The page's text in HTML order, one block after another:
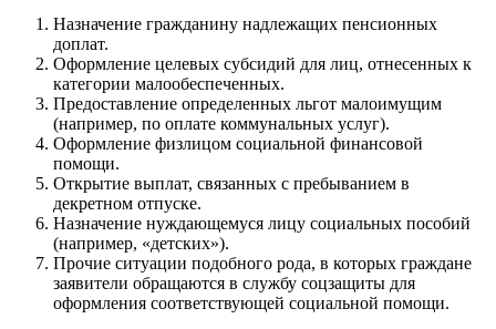
Назначение гражданину надлежащих пенсионных
доплат.
Оформление целевых субсидий для лиц, отнесенных к
категории малообеспеченных.
Предоставление определенных льгот малоимущим
(например, по оплате коммунальных услуг).
Оформление физлицом социальной финансовой
помощи.
Открытие выплат, связанных с пребыванием в
декретном отпуске.
Назначение нуждающемуся лицу социальных пособий
(например, «детских»).
Прочие ситуации подобного рода, в которых граждане
заявители обращаются в службу соцзащиты для
оформления соответствующей социальной помощи.